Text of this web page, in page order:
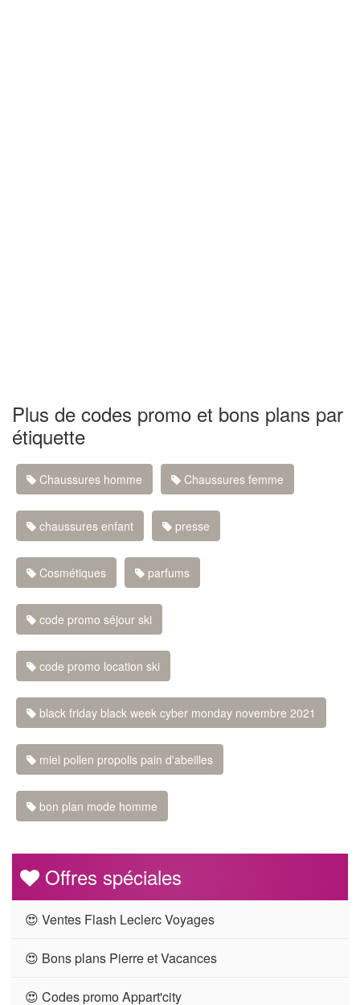
Plus de codes promo et bons plans par
étiquette
Chaussures homme Chaussures femme
chaussures enfant presse
Cosmétiques parfums
code promo séjour ski
code promo location ski
black friday black week cyber monday novembre 2021
miel pollen propolis pain d'abeilles
bon plan mode homme
Offres spéciales
😍 Ventes Flash Leclerc Voyages
😍 Bons plans Pierre et Vacances
😍 Codes promo Appart'city